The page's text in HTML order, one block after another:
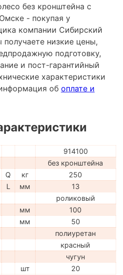
без кронштейна с
- покупая у
компании Сибирский
низкие цены,
подготовку,
и пост-гарантийный
характеристики
об оплате и
914100
без кронштейна
Q кг
250
L мм
13
роликовый
мм
100
мм
50
полиуретан
красный
чугун
шт 20